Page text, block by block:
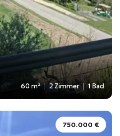
60 m² 2 Zimmer 1 Bad
750.000 €